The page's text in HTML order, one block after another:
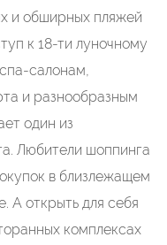
и обширных пляжей
к 18-ти луночному
салонам,
и разнообразным
один из
Любители шоппинга
в близлежащем
А открыть для себя
комплексах